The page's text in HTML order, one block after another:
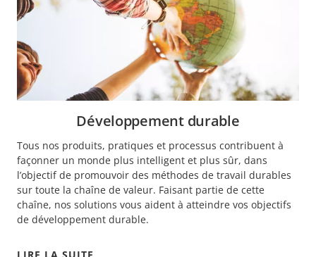
Développement durable
Tous nos produits, pratiques et processus contribuent à
façonner un monde plus intelligent et plus sûr, dans
l’objectif de promouvoir des méthodes de travail durables
sur toute la chaîne de valeur. Faisant partie de cette
chaîne, nos solutions vous aident à atteindre vos objectifs
de développement durable.